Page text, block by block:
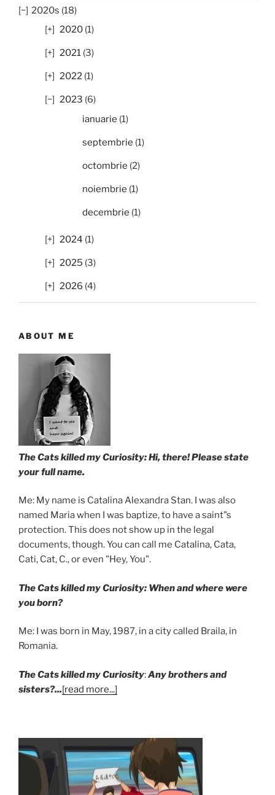
2020s (18)
2020(1)
2021(3)
2022(1)
2023 (6)
ianuarie (1)
septembrie (1)
octombrie (2)
noiembrie (1)
decembrie (1)
2024 (1)
2025 (3)
2026 (4)
ABOUT ME
The Cats killed my Curiosity: Hi, there! Please state
your full name.
Me: My name is Catalina Alexandra Stan. I was also
named Maria when I was baptize, to have a saint"s
protection. This does not show up in the legal
documents, though. You can call me Catalina, Cata,
Cati, Cat, C., or even "Hey, You".
The Cats killed my Curiosity: When and where were
you born?
Me: I was born in May, 1987, in a city called Braila, in
Romania.
The Cats killed my Curiosity:Any brothers and
sisters?...[read more...]